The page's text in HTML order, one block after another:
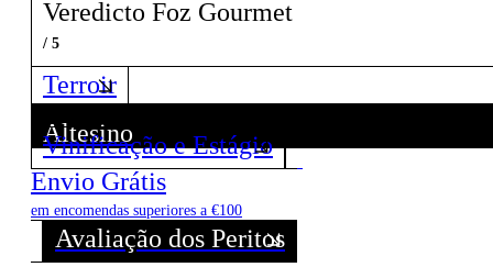
Veredicto Foz Gourmet
/ 5
Terroir
Altesino
Descubra todos os Vinhos deste Produtor!
Vinificação e Estágio
Envio Grátis
em encomendas superiores a €100
Avaliação dos Peritos